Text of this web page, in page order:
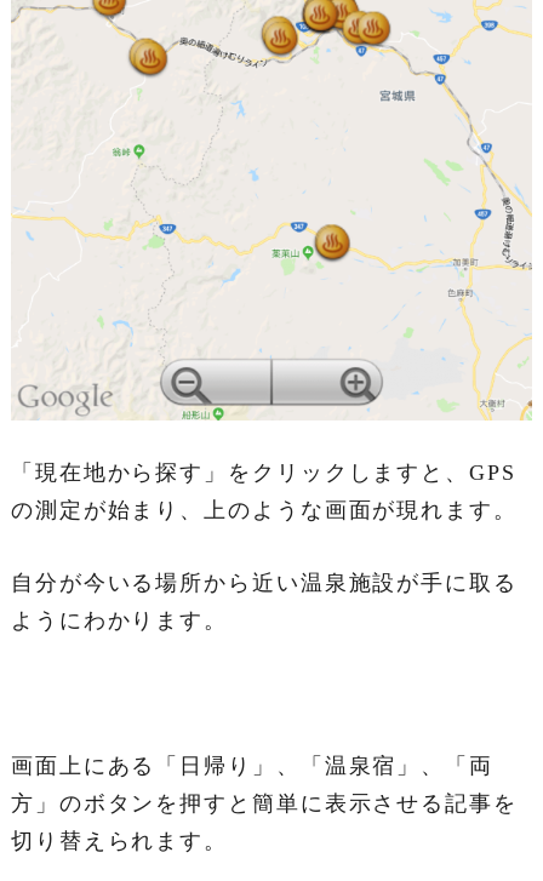
「現在地から探す」をクリックしますと、GPS
の測定が始まり、上のような画面が現れます。
自分が今いる場所から近い温泉施設が手に取る
ようにわかります。
画面上にある「日帰り」、「温泉宿」、「両
方」のボタンを押すと簡単に表示させる記事を
切り替えられます。